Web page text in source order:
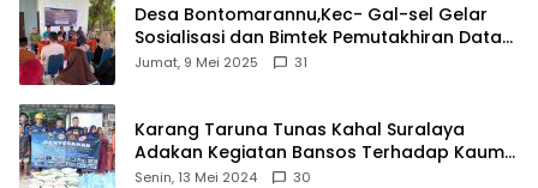
Desa Bontomarannu,Kec- Gal-sel Gelar
Sosialisasi dan Bimtek Pemutakhiran Data
ID
Jumat, 9 Mei 2025 31
Karang Taruna Tunas Kahal Suralaya
Adakan Kegiatan Bansos Terhadap Kaum
Dhuafa dan Anak Yatim-Piatu
Senin, 13 Mei 2024 30